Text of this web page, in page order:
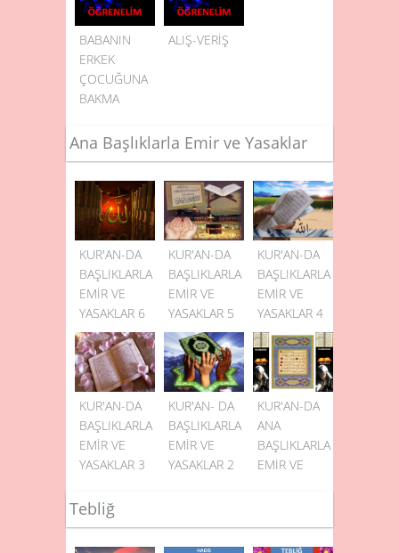
BABANIN
ERKEK
ÇOCUĞUNA
BAKMA
ALIŞ-VERİŞ
Ana Başlıklarla Emir ve Yasaklar
KUR'AN-DA
BAŞLIKLARLA
EMİR VE
YASAKLAR 6
KUR'AN-DA
BAŞLIKLARLA
EMİR VE
YASAKLAR 5
KUR'AN-DA
BAŞLIKLARLA
EMİR VE
YASAKLAR 4
KUR'AN-DA
BAŞLIKLARLA
EMİR VE
YASAKLAR 3
KUR'AN- DA
BAŞLIKLARLA
EMİR VE
YASAKLAR 2
KUR'AN-DA
ANA
BAŞLIKLARLA
EMİR VE
Tebliğ